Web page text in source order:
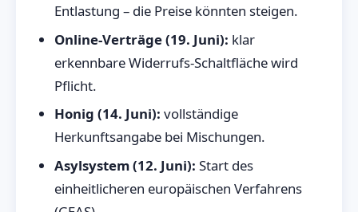
Entlastung – die Preise könnten steigen.
Online-Verträge (19. Juni): klar
erkennbare Widerrufs-Schaltfläche wird
Pflicht.
Honig (14. Juni): vollständige
Herkunftsangabe bei Mischungen.
Asylsystem (12. Juni): Start des
einheitlicheren europäischen Verfahrens